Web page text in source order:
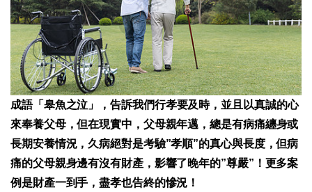
成語「 皋魚之泣 」，告訴我們行孝要及時，並且以真誠的心
來奉養父母，但在現實中，父母親年邁，總是有病痛纏身或
長期安養情況，久病絕對是考驗”孝順”的真心與長度，但病
痛的父母親身邊有沒有財產，影響了晚年的”尊嚴”！更多案
例是財產一到手，盡孝也告終的慘況！